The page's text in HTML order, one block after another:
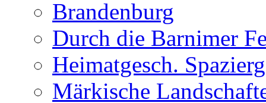
Brandenburg
Durch die Barnimer
Heimatgesch.
Märkische